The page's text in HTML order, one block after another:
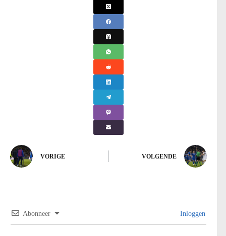
VORIGE VOLGENDE
Abonneer Inloggen